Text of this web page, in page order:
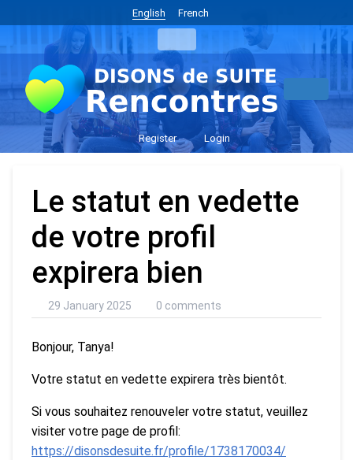
English French
Register Login
Le statut en vedette
de votre profil
expirera bien
29 January 2025 0 comments
Bonjour, Tanya!
Votre statut en vedette expirera très bientôt.
Si vous souhaitez renouveler votre statut, veuillez
visiter votre page de profil:
https://disonsdesuite.fr/profile/1738170034/